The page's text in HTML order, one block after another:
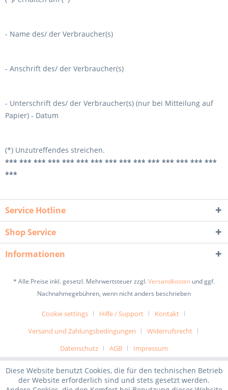
- Name des/ der Verbraucher(s)
- Anschrift des/ der Verbraucher(s)
- Unterschrift des/ der Verbraucher(s) (nur bei Mitteilung auf
Papier) - Datum
(*) Unzutreffendes streichen.
*** *** *** *** *** *** *** *** *** *** *** *** *** *** ***
***
Service Hotline
Shop Service
Informationen
* Alle Preise inkl. gesetzl. Mehrwertsteuer zzgl.Versandkosten und ggf.
Nachnahmegebühren, wenn nicht anders beschrieben
Cookie settings Hilfe / Support
Kontakt
Versand und Zahlungsbedingungen
Widerrufsrecht
Datenschutz
AGB Impressum
Diese Website benutzt Cookies, die für den technischen Betrieb
der Website erforderlich sind und stets gesetzt werden.